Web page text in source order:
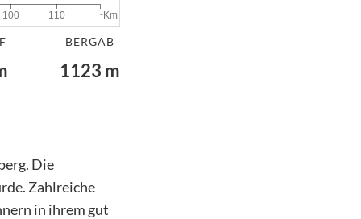
100 110 ~Km
BERGAB
1123 m
Die
Zahlreiche
in ihrem gut